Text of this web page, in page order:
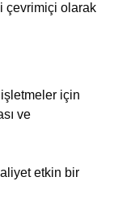
çevrimiçi olarak
işletmeler için
ve
etkin bir